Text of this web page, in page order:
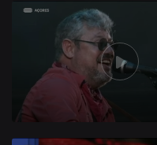
910219